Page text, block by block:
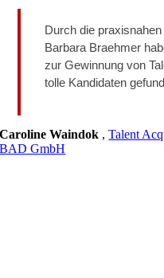
Durch die
Barbara Braehmer
zur Gewinnung von
tolle Kandidaten
Caroline Waindok ,Talent
BAD GmbH